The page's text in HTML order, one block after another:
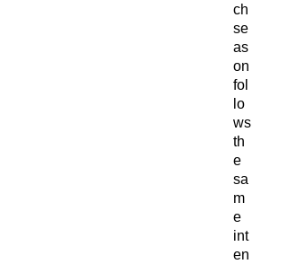
ch
se
as
on
fol
lo
ws
th
e
sa
m
e
int
en